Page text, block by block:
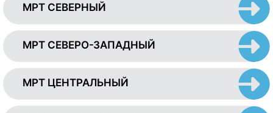
МРТ СЕВЕРНЫЙ
МРТ СЕВЕРО-ЗАПАДНЫЙ
МРТ ЦЕНТРАЛЬНЫЙ